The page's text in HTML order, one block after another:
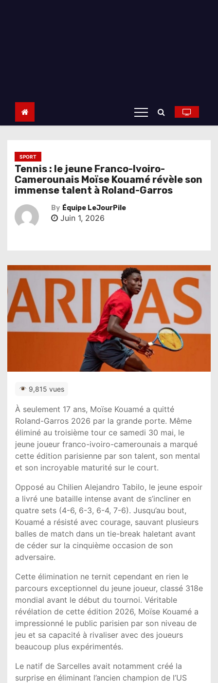
SPORT
Tennis : le jeune Franco-Ivoiro-
Camerounais Moïse Kouamé révèle son
immense talent à Roland-Garros
By Équipe LeJourPile
Juin 1, 2026
9,815 vues
À seulement 17 ans, Moïse Kouamé a quitté
Roland-Garros 2026 par la grande porte. Même
éliminé au troisième tour ce samedi 30 mai, le
jeune joueur franco-ivoiro-camerounais a marqué
cette édition parisienne par son talent, son mental
et son incroyable maturité sur le court.
Opposé au Chilien Alejandro Tabilo, le jeune espoir
a livré une bataille intense avant de s’incliner en
quatre sets (4-6, 6-3, 6-4, 7-6). Jusqu’au bout,
Kouamé a résisté avec courage, sauvant plusieurs
balles de match dans un tie-break haletant avant
de céder sur la cinquième occasion de son
adversaire.
Cette élimination ne ternit cependant en rien le
parcours exceptionnel du jeune joueur, classé 318e
mondial avant le début du tournoi. Véritable
révélation de cette édition 2026, Moïse Kouamé a
impressionné le public parisien par son niveau de
jeu et sa capacité à rivaliser avec des joueurs
beaucoup plus expérimentés.
Le natif de Sarcelles avait notamment créé la
surprise en éliminant l’ancien champion de l’US